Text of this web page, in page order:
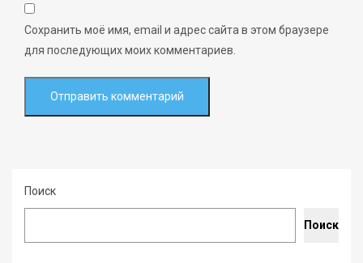
Сохранить моё имя, email и адрес сайта в этом браузере
для последующих моих комментариев.
Поиск
Поиск